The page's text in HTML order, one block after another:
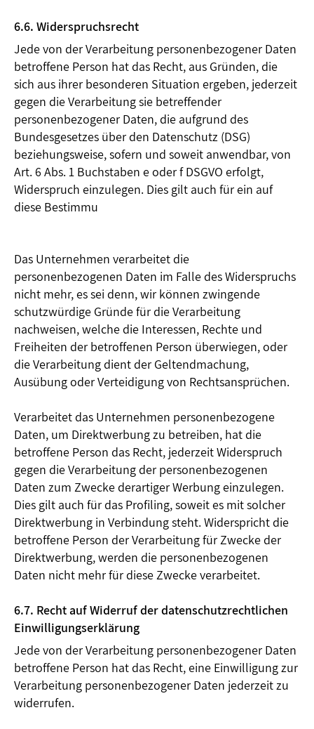
6.6. Widerspruchsrecht
Jede von der Verarbeitung personenbezogener Daten
betroffene Person hat das Recht, aus Gründen, die
sich aus ihrer besonderen Situation ergeben, jederzeit
gegen die Verarbeitung sie betreffender
personenbezogener Daten, die aufgrund des
Bundesgesetzes über den Datenschutz (DSG)
beziehungsweise, sofern und soweit anwendbar, von
Art. 6 Abs. 1 Buchstaben e oder f DSGVO erfolgt,
Widerspruch einzulegen. Dies gilt auch für ein auf
diese Bestimmu
Das Unternehmen verarbeitet die
personenbezogenen Daten im Falle des Widerspruchs
nicht mehr, es sei denn, wir können zwingende
schutzwürdige Gründe für die Verarbeitung
nachweisen, welche die Interessen, Rechte und
Freiheiten der betroffenen Person überwiegen, oder
die Verarbeitung dient der Geltendmachung,
Ausübung oder Verteidigung von Rechtsansprüchen.
Verarbeitet das Unternehmen personenbezogene
Daten, um Direktwerbung zu betreiben, hat die
betroffene Person das Recht, jederzeit Widerspruch
gegen die Verarbeitung der personenbezogenen
Daten zum Zwecke derartiger Werbung einzulegen.
Dies gilt auch für das Profiling, soweit es mit solcher
Direktwerbung in Verbindung steht. Widerspricht die
betroffene Person der Verarbeitung für Zwecke der
Direktwerbung, werden die personenbezogenen
Daten nicht mehr für diese Zwecke verarbeitet.
6.7. Recht auf Widerruf der datenschutzrechtlichen
Einwilligungserklärung
Jede von der Verarbeitung personenbezogener Daten
betroffene Person hat das Recht, eine Einwilligung zur
Verarbeitung personenbezogener Daten jederzeit zu
widerrufen.